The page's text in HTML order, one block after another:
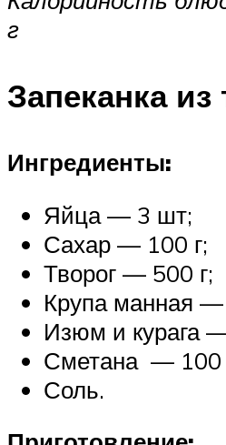
г
Запеканка из
Ингредиенты:
Яйца — 3 шт;
Сахар — 100 г;
Творог — 500 г;
Крупа манная —
Изюм и курага
Сметана — 100
Соль.